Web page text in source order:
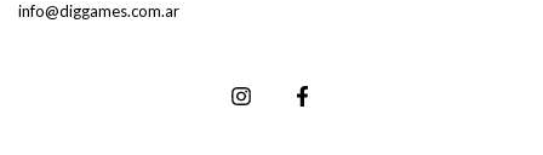
info@diggames.com.ar